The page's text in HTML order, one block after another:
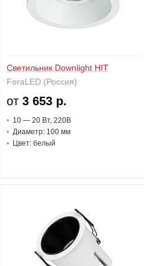
Светильник Downlight HIT
ForaLED (Россия)
от 3 653 р.
10 — 20 Вт, 220В
Диаметр: 100 мм
Цвет: белый